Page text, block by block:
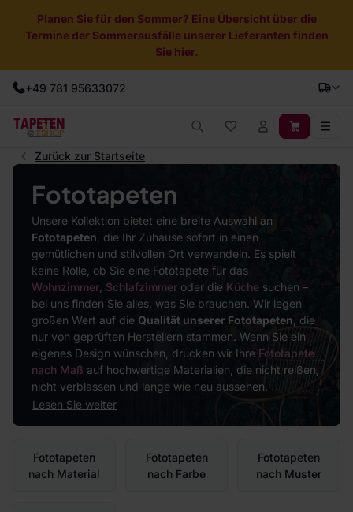
Planen Sie für den Sommer? Eine Übersicht über die
Termine der Sommerausfälle unserer Lieferanten finden
Sie hier.
+49 781 95633072
Zurück zur Startseite
Fototapeten
Unsere Kollektion bietet eine breite Auswahl an
Fototapeten , die Ihr Zuhause sofort in einen
gemütlichen und stilvollen Ort verwandeln. Es spielt
keine Rolle, ob Sie eine Fototapete für das
Wohnzimmer Schlafzimmer oder die Küche suchen –
bei uns finden Sie alles, was Sie brauchen. Wir legen
großen Wert auf die Qualität unserer Fototapeten , die
nur von geprüften Herstellern stammen. Wenn Sie ein
eigenes Design wünschen, drucken wir Ihre Fototapete
nach Maß auf hochwertige Materialien, die nicht reißen,
nicht verblassen und lange wie neu aussehen.
Lesen Sie weiter
Fototapeten
nach Material
Fototapeten
nach Farbe
Fototapeten
nach Muster